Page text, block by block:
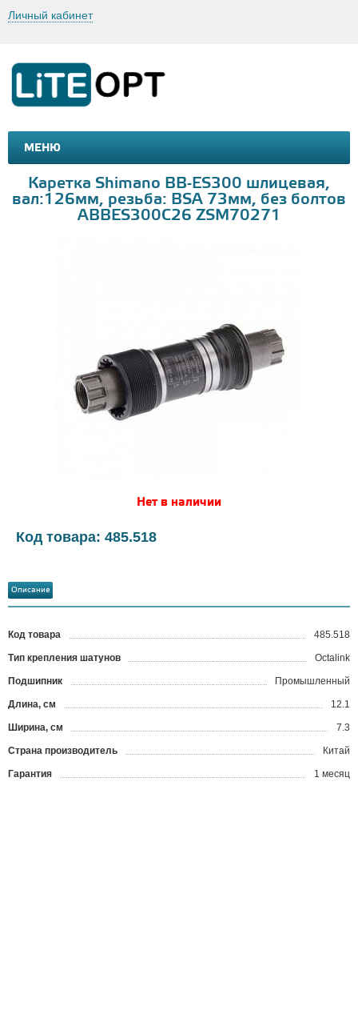
Личный кабинет
МЕНЮ
МАШИНКИ И МОТОЦИКЛЫ
Каретка Shimano BB-ES300 шлицевая,
вал:126мм, резьба: BSA 73мм, без болтов
ABBES300C26 ZSM70271
Нет в наличии
Код товара: 485.518
Описание
Код товара 485.518
Тип крепления шатунов Octalink
Подшипник Промышленный
Длина, см 12.1
Ширина, см 7.3
Страна производитель Китай
Гарантия 1 месяц